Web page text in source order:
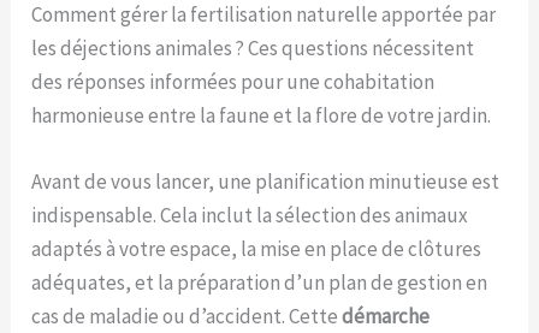
Comment gérer la fertilisation naturelle apportée par
les déjections animales ? Ces questions nécessitent
des réponses informées pour une cohabitation
harmonieuse entre la faune et la flore de votre jardin.
Avant de vous lancer, une planification minutieuse est
indispensable. Cela inclut la sélection des animaux
adaptés à votre espace, la mise en place de clôtures
adéquates, et la préparation d’un plan de gestion en
cas de maladie ou d’accident. Cettedémarche